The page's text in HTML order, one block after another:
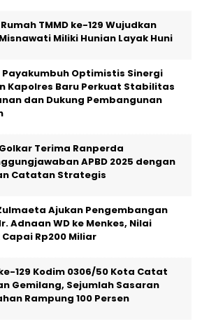
TMMD ke-129 Wujudkan
Miliki Hunian Layak Huni
Payakumbuh Optimistis Sinergi
Kapolres Baru Perkuat Stabilitas
dan Dukung Pembangunan
Terima Ranperda
APBD 2025 dengan
Catatan Strategis
Ajukan Pengembangan
Adnaan WD ke Menkes, Nilai
Capai Rp200 Miliar
129 Kodim 0306/50 Kota Catat
Gemilang, Sejumlah Sasaran
Rampung 100 Persen